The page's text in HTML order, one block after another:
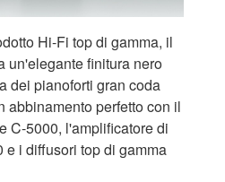
Hi-Fi top di gamma, il
un'elegante finitura nero
dei pianoforti gran coda
abbinamento perfetto con il
C-5000, l'amplificatore di
e i diffusori top di gamma